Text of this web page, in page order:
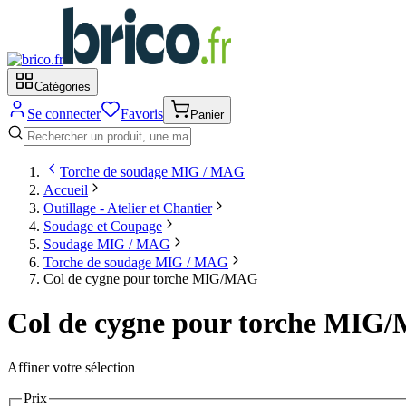
Catégories
Se connecter Favoris Panier
Torche de soudage MIG / MAG
Accueil
Outillage - Atelier et Chantier
Soudage et Coupage
Soudage MIG / MAG
Torche de soudage MIG / MAG
Col de cygne pour torche MIG/MAG
Col de cygne pour torche MIG/
Affiner votre sélection
Prix